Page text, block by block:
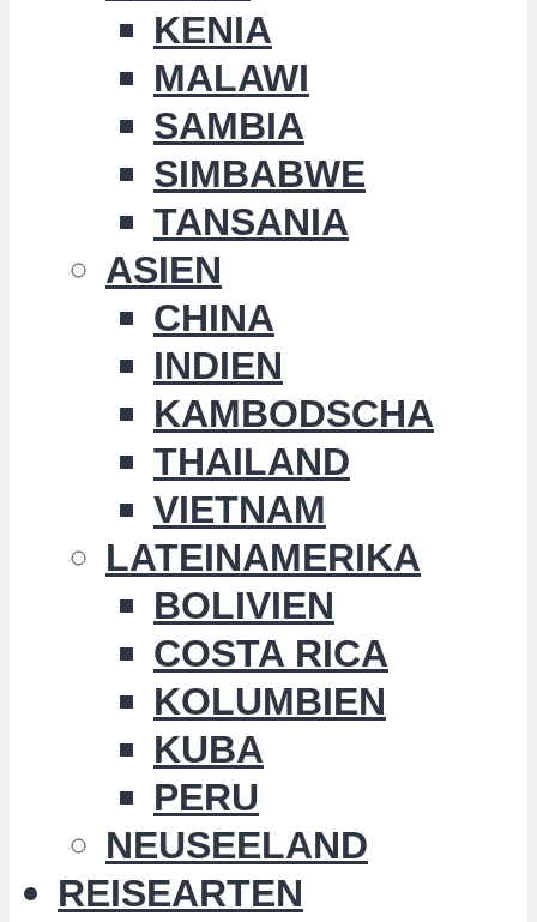
KENIA
MALAWI
SAMBIA
SIMBABWE
TANSANIA
ASIEN
CHINA
INDIEN
KAMBODSCHA
THAILAND
VIETNAM
LATEINAMERIKA
BOLIVIEN
COSTA RICA
KOLUMBIEN
KUBA
PERU
NEUSEELAND
REISEARTEN